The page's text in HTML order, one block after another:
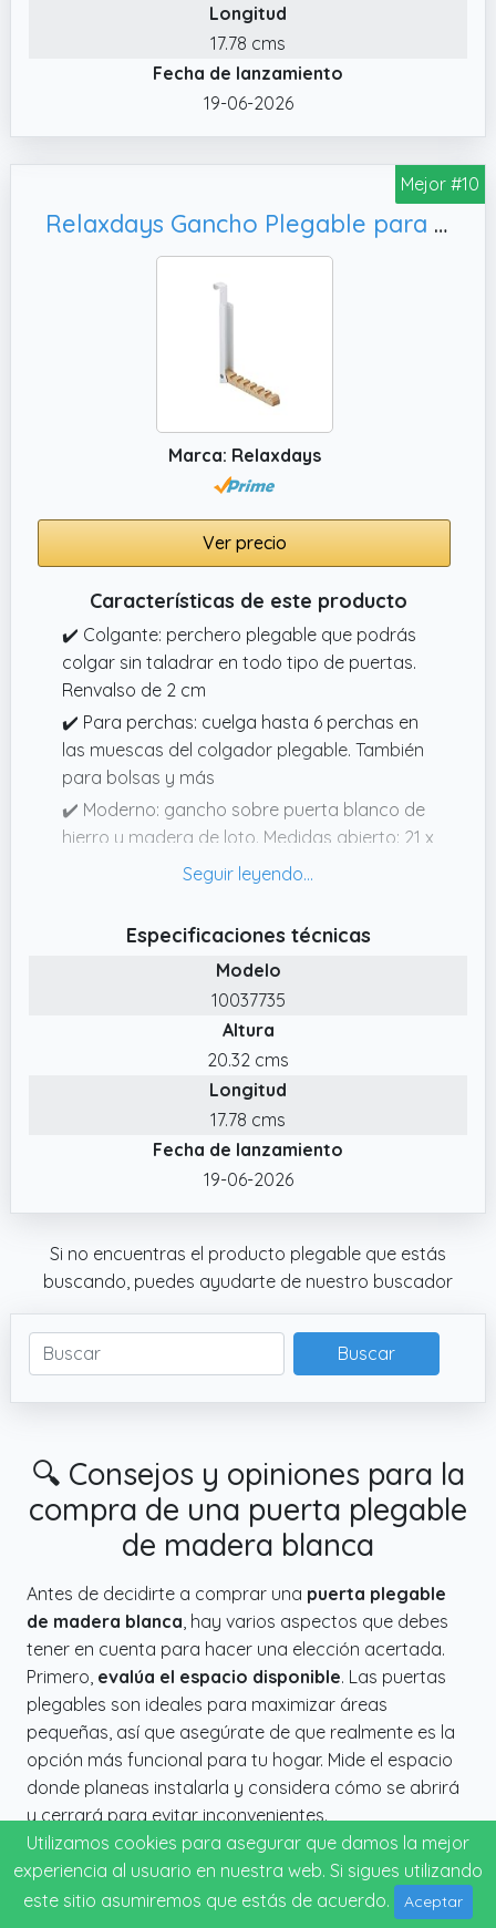
Longitud
17.78 cms
Fecha de lanzamiento
19-06-2026
Mejor #10
Relaxdays Gancho Plegable para Puerta, Blanco
Marca: Relaxdays
Ver precio
Características de este producto
✔️ Colgante: perchero plegable que podrás
colgar sin taladrar en todo tipo de puertas.
Renvalso de 2 cm
✔️ Para perchas: cuelga hasta 6 perchas en
las muescas del colgador plegable. También
para bolsas y más
✔️ Moderno: gancho sobre puerta blanco de
hierro y madera de loto. Medidas abierto: 21 x
colgador sobre puerta o para ventilar tu
ropa y accesorios
✔️ Plegable: gancho de puerta ahorra
espacio al desplegarlo sólo cuando lo
necesites. Cierre magnético
Especificaciones técnicas
Modelo
10037735
Altura
20.32 cms
Longitud
17.78 cms
Fecha de lanzamiento
19-06-2026
Si no encuentras el producto plegable que estás
buscando, puedes ayudarte de nuestro buscador
Buscar
🔍 Consejos y opiniones para la
compra de una puerta plegable
de madera blanca
Antes de decidirte a comprar una puerta plegable
de madera blanca, hay varios aspectos que debes
tener en cuenta para hacer una elección acertada.
Primero, evalúa el espacio disponible. Las puertas
plegables son ideales para maximizar áreas
pequeñas, así que asegúrate de que realmente es la
opción más funcional para tu hogar. Mide el espacio
donde planeas instalarla y considera cómo se abrirá
y cerrará para evitar inconvenientes.
Considera el estilo y la decoración de tu hogar. La
madera blanca puede ofrecer un aspecto elegante y
Utilizamos cookies para asegurar que damos la mejor
experiencia al usuario en nuestra web. Si sigues utilizando
este sitio asumiremos que estás de acuerdo.
Aceptar